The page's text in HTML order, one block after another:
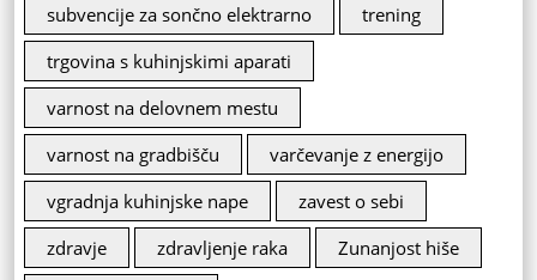
subvencije za sončno elektrarno
trening
trgovina s kuhinjskimi aparati
varnost na delovnem mestu
varnost na gradbišču
varčevanje z energijo
vgradnja kuhinjske nape
zavest o sebi
zdravje
zdravljenje raka
Zunanjost hiše